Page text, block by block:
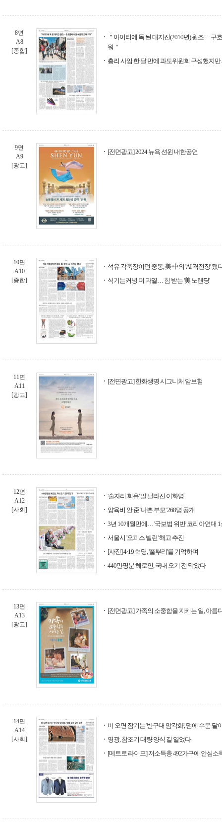
8면
A8
[종합]
＂아이티에 독 된 대지진(2010년) 원조… 구
워＂
총리 사임 한 달 만에 과도위원회 구성했지
9면
A9
[광고]
[전면광고] 2024 뉴욕 션윈 내한공연
10면
A10
[종합]
석유 각축장이던 중동, 美·中의 'AI 격전장' 됐
식기는커녕 더 과열… 힘 받는 '美 노랜딩'
11면
A11
[광고]
[전면광고] 한화생명 시그니처 암보험
12면
A12
[사회]
'술자리 회유' 말 달라진 이화영
양육비 안 준 '나쁜 부모' 268명 공개
3년 10개월만에… '국보법 위반' 코리아연대 1
서울시 '오피스 빌런' 해고 추진
[사진] 4·19 혁명, '풀뿌리'를 기억하며
440만명분 헤로인, 국내 오기 전 막았다
13면
A13
[광고]
[전면광고] 가족의 소중함을 지키는 일, 아름
14면
A14
[사회]
비 오면 잠기는 '반구대 암각화', 댐에 수문 달
영광, 참조기 대량 양식 길 열었다
[메트로 라이프] 저소득층 492가구에 안심소